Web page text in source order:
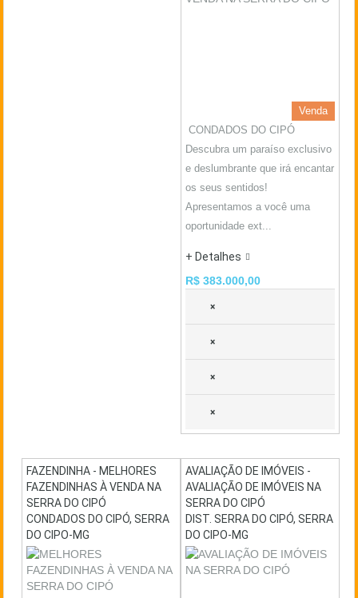
Venda
CONDADOS DO CIPÓ
Descubra um paraíso exclusivo
e deslumbrante que irá encantar
os seus sentidos!
Apresentamos a você uma
oportunidade ext...
+ Detalhes
R$ 383.000,00
×
×
×
×
FAZENDINHA - MELHORES
FAZENDINHAS À VENDA NA
SERRA DO CIPÓ
CONDADOS DO CIPÓ, SERRA
DO CIPO-MG
AVALIAÇÃO DE IMÓVEIS -
AVALIAÇÃO DE IMÓVEIS NA
SERRA DO CIPÓ
DIST. SERRA DO CIPÓ, SERRA
DO CIPO-MG